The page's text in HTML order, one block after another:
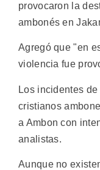
provocaron la
ambonés en
Agregó que "en
violencia fue
Los incidentes
cristianos
a Ambon con
analistas.
Aunque no